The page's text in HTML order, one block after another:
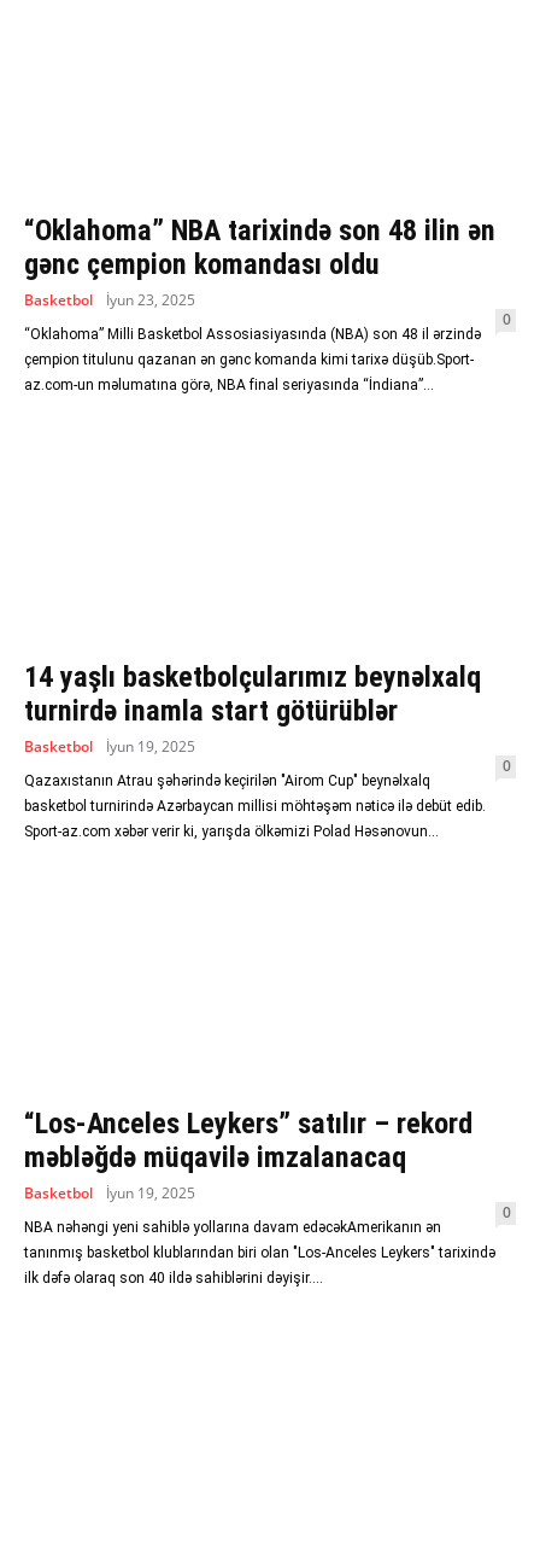
“Oklahoma” NBA tarixində son 48 ilin ən
gənc çempion komandası oldu
Basketbol
İyun 23, 2025
0
“Oklahoma” Milli Basketbol Assosiasiyasında (NBA) son 48 il ərzində
çempion titulunu qazanan ən gənc komanda kimi tarixə düşüb.Sport-
az.com-un məlumatına görə, NBA final seriyasında “İndiana”...
14 yaşlı basketbolçularımız beynəlxalq
turnirdə inamla start götürüblər
Basketbol
İyun 19, 2025
0
Qazaxıstanın Atrau şəhərində keçirilən "Airom Cup" beynəlxalq
basketbol turnirində Azərbaycan millisi möhtəşəm nəticə ilə debüt edib.
Sport-az.com xəbər verir ki, yarışda ölkəmizi Polad Həsənovun...
“Los-Anceles Leykers” satılır – rekord
məbləğdə müqavilə imzalanacaq
Basketbol
İyun 19, 2025
0
NBA nəhəngi yeni sahiblə yollarına davam edəcəkAmerikanın ən
tanınmış basketbol klublarından biri olan "Los-Anceles Leykers" tarixində
ilk dəfə olaraq son 40 ildə sahiblərini dəyişir....